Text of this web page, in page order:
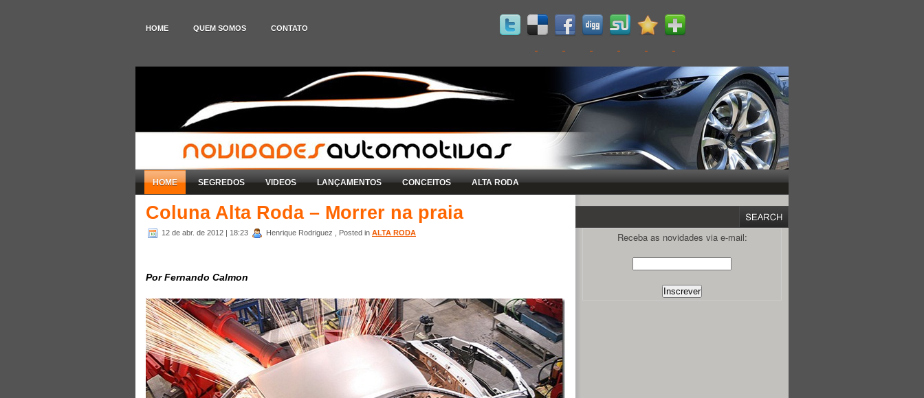
HOME QUEM SOMOS CONTATO
HOME SEGREDOS VIDEOS LANÇAMENTOS CONCEITOS ALTA RODA
Coluna Alta Roda – Morrer na praia
12 de abr. de 2012 | 18:23 Henrique Rodriguez , Posted in ALTA RODA
Por Fernando Calmon
Receba as novidades via e-mail: